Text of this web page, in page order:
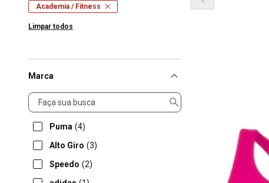
Academia / Fitness
Limpar todos
Marca
Marca
Puma (4)
Alto Giro (3)
Speedo (2)